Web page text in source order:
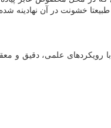
خشونت در آن نهادینه
رویكردهای علمی، دقیق و